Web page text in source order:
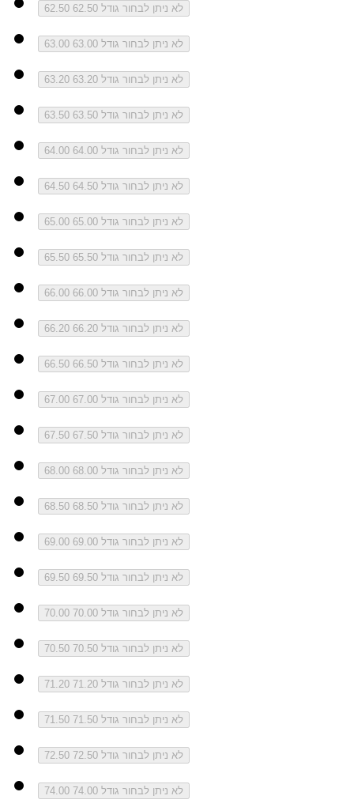
62.50 לא ניתן לבחור גודל 62.50
63.00 לא ניתן לבחור גודל 63.00
63.20 לא ניתן לבחור גודל 63.20
63.50 לא ניתן לבחור גודל 63.50
64.00 לא ניתן לבחור גודל 64.00
64.50 לא ניתן לבחור גודל 64.50
65.00 לא ניתן לבחור גודל 65.00
65.50 לא ניתן לבחור גודל 65.50
66.00 לא ניתן לבחור גודל 66.00
66.20 לא ניתן לבחור גודל 66.20
66.50 לא ניתן לבחור גודל 66.50
67.00 לא ניתן לבחור גודל 67.00
67.50 לא ניתן לבחור גודל 67.50
68.00 לא ניתן לבחור גודל 68.00
68.50 לא ניתן לבחור גודל 68.50
69.00 לא ניתן לבחור גודל 69.00
69.50 לא ניתן לבחור גודל 69.50
70.00 לא ניתן לבחור גודל 70.00
70.50 לא ניתן לבחור גודל 70.50
71.20 לא ניתן לבחור גודל 71.20
71.50 לא ניתן לבחור גודל 71.50
72.50 לא ניתן לבחור גודל 72.50
74.00 לא ניתן לבחור גודל 74.00